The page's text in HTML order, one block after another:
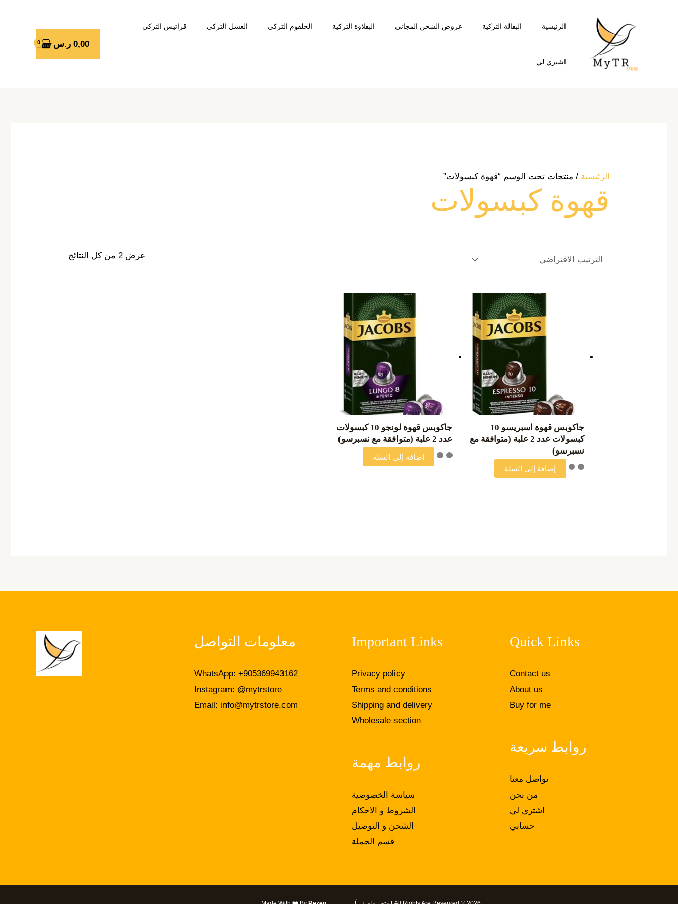
الرئيسية البقالة التركية عروض الشحن المجاني البقلاوة التركية الحلقوم التركي العسل التركي قراتيس التركي
اشتري لي
0,00 ر.س
الرئيسية / منتجات تحت الوسم “قهوة كبسولات”
قهوة كبسولات
عرض ⁦2⁩ من كل النتائج
جاكوبس قهوة اسبريسو 10
كبسولات عدد 2 علبة (متوافقة مع
نسبرسو)
إضافة إلى السلة
جاكوبس قهوة لونجو 10 كبسولات
عدد 2 علبة (متوافقة مع نسبرسو)
إضافة إلى السلة
Quick Links
Contact us
About us
Buy for me
روابط سريعة
تواصل معنا
من نحن
اشتري لي
حسابي
Important Links
Privacy policy
Terms and conditions
Shipping and delivery
Wholesale section
روابط مهمة
سياسة الخصوصية
الشروط و الاحكام
الشحن و التوصيل
قسم الجملة
معلومات التواصل
WhatsApp: +905369943162
Instagram: @mytrstore
Email: info@mytrstore.com